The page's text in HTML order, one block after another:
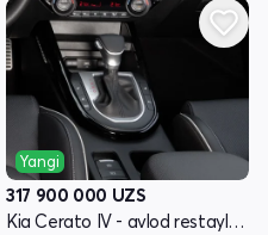
Yangi
317 900 000 UZS
Kia Cerato IV - avlod restayling